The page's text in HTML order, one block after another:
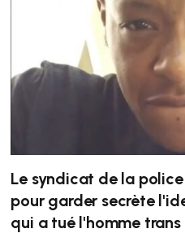
Le syndicat de la
pour garder secrète
qui a tué l'homme trans